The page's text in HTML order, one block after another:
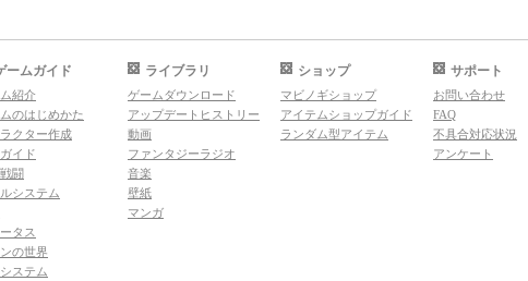
ームガイド
紹介
のはじめかた
クター作成
イド
闘
システム
タス
の世界
ステム
ライブラリ
ゲームダウンロード
アップデートヒストリー
動画
ファンタジーラジオ
音楽
壁紙
マンガ
ショップ
マビノギショップ
アイテムショップガイド
ランダム型アイテム
サポート
お問い合わせ
FAQ
不具合対応状況
アンケート